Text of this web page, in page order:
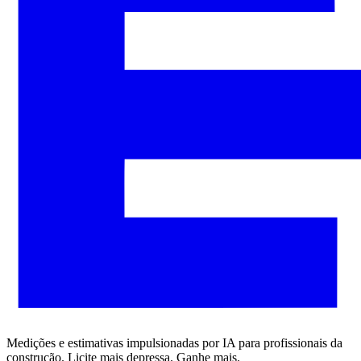
Medições e estimativas impulsionadas por IA para profissionais da
construção. Licite mais depressa. Ganhe mais.